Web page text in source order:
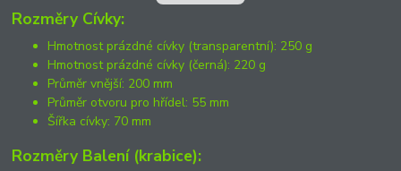
Rozměry Cívky:
Hmotnost prázdné cívky (transparentní): 250 g
Hmotnost prázdné cívky (černá): 220 g
Průměr vnější: 200 mm
Průměr otvoru pro hřídel: 55 mm
Šířka cívky: 70 mm
Rozměry Balení (krabice):